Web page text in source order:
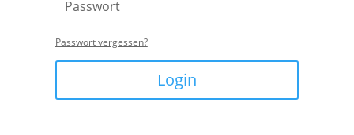
Passwort vergessen?
Login